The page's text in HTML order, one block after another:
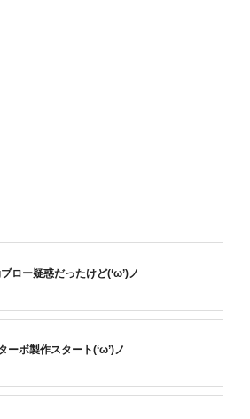
ロー疑惑だったけど(‘ω’)ノ
ーボ製作スタート(‘ω’)ノ